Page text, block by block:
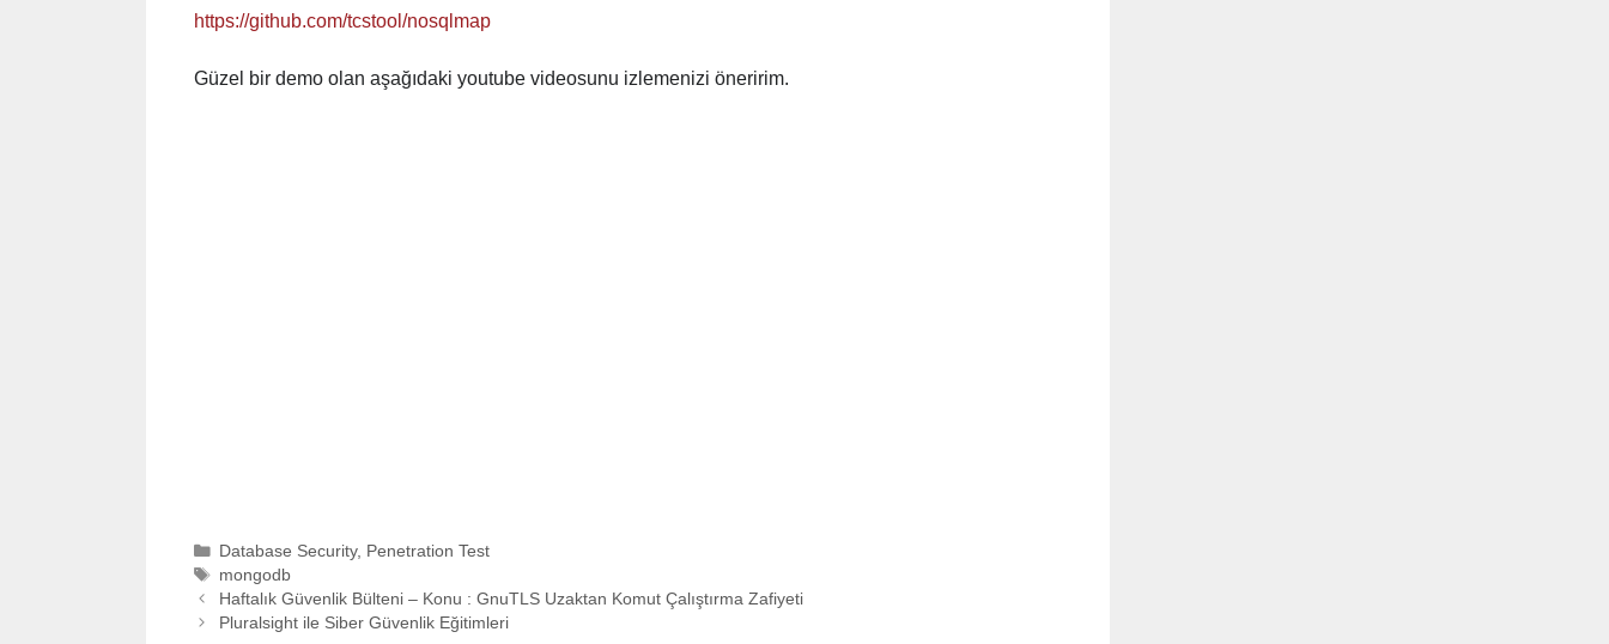
https://github.com/tcstool/nosqlmap
Güzel bir demo olan aşağıdaki youtube videosunu izlemenizi öneririm.
Categories
Database Security, Penetration Test
Tags
mongodb
Haftalık Güvenlik Bülteni – Konu : GnuTLS Uzaktan Komut Çalıştırma Zafiyeti
Pluralsight ile Siber Güvenlik Eğitimleri